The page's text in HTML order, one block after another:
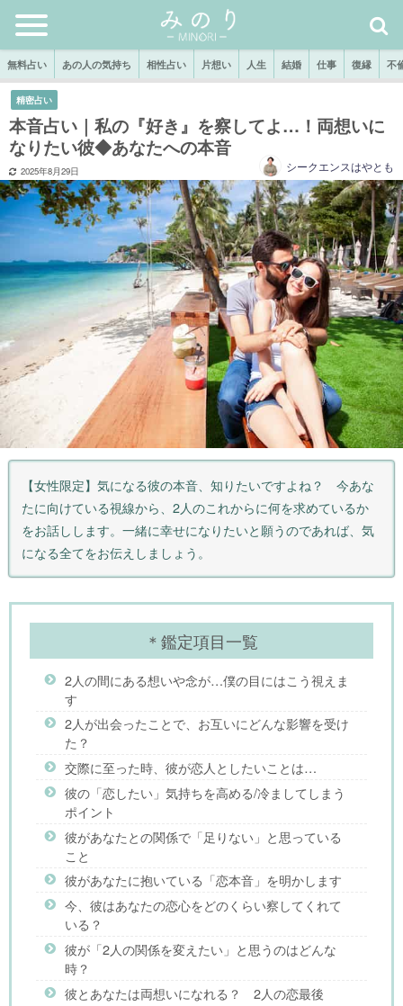
無料占い あの人の気持ち 相性占い 片想い 人生 結婚 仕事 復縁 不
精密占い
本音占い｜私の『好き』を察してよ…！両想いに
なりたい彼◆あなたへの本音
2025年8月29日 シークエンスはやとも
【女性限定】気になる彼の本音、知りたいですよね？ 今あな
たに向けている視線から、2人のこれからに何を求めているか
をお話しします。一緒に幸せになりたいと願うのであれば、気
になる全てをお伝えしましょう。
＊鑑定項目一覧
2人の間にある想いや念が…僕の目にはこう視えま
す
2人が出会ったことで、お互いにどんな影響を受け
た？
交際に至った時、彼が恋人としたいことは…
彼の「恋したい」気持ちを高める/冷ましてしまう
ポイント
彼があなたとの関係で「足りない」と思っている
こと
彼があなたに抱いている「恋本音」を明かします
今、彼はあなたの恋心をどのくらい察してくれて
いる？
彼が「2人の関係を変えたい」と思うのはどんな
時？
彼とあなたは両想いになれる？ 2人の恋最後